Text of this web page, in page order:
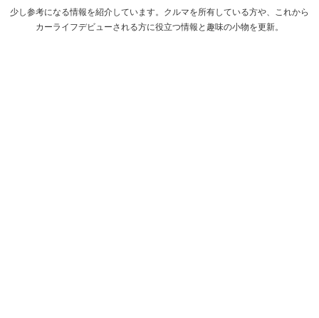
少し参考になる情報を紹介しています。クルマを所有している方や、これから
カーライフデビューされる方に役立つ情報と趣味の小物を更新。